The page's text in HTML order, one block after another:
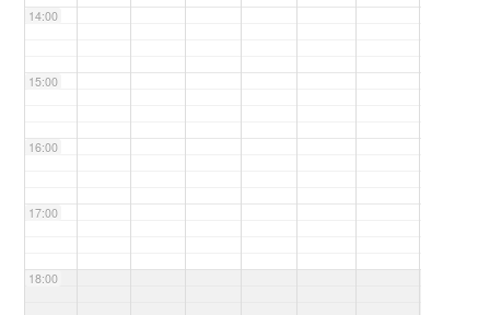
14:00
15:00
16:00
17:00
18:00